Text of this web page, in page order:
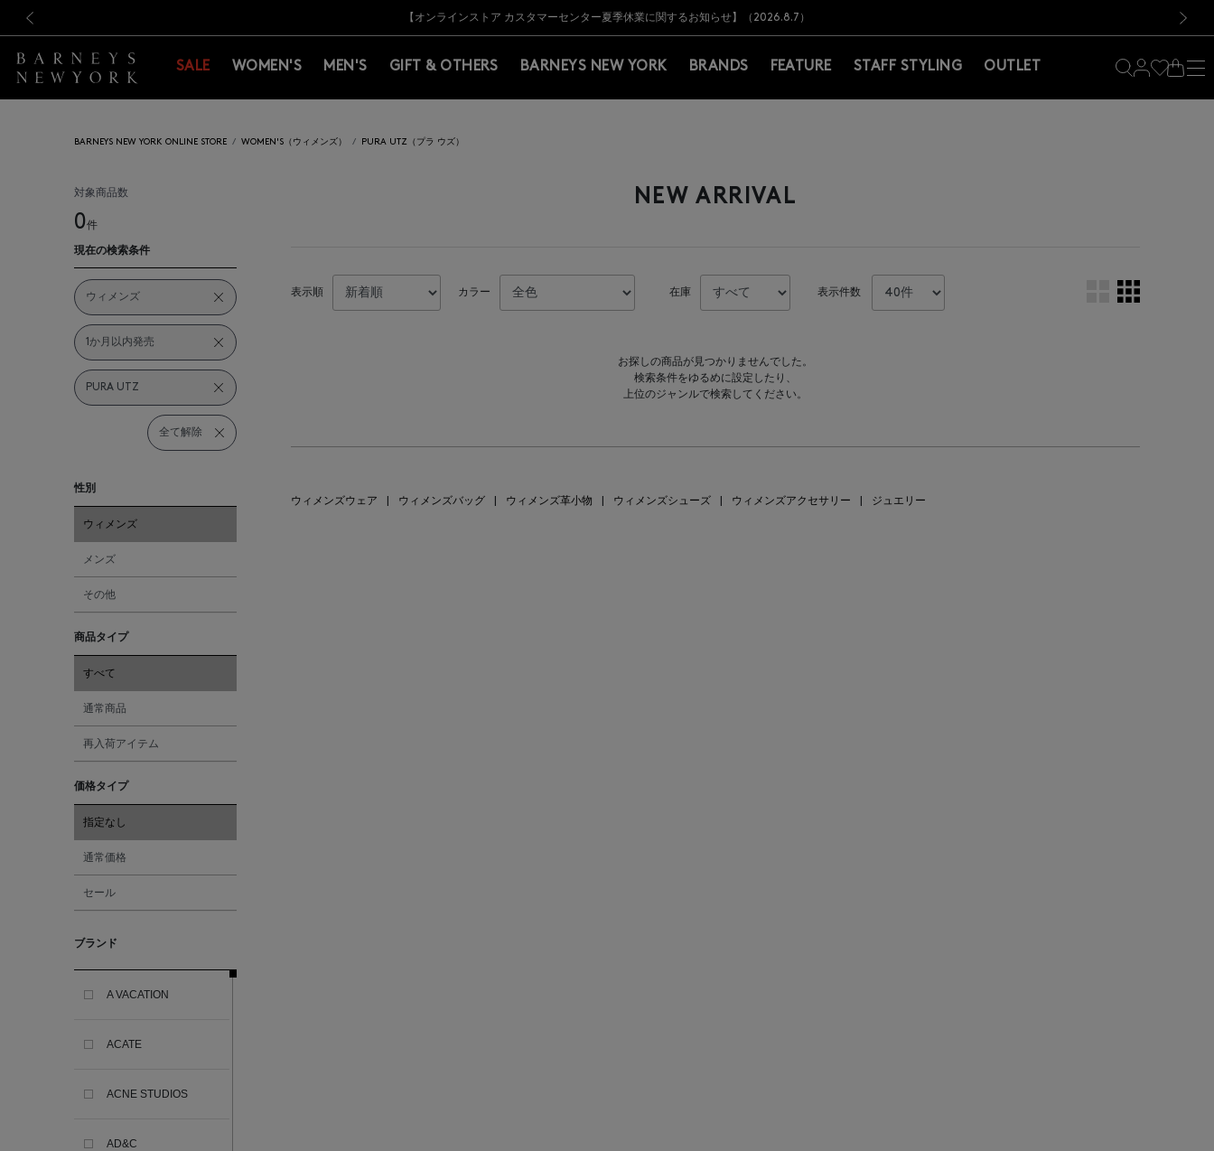
新規登録のお客様も対象！＜MY BARNEYS＞会員のお客様は11,000円（税込）以上のお買上げで常時送料無料！お買い物の際は会員登録を！
【夏季休業に伴う出荷一時停止のお知らせ】(2026.8.7)
【オンラインストア カスタマーセンター夏季休業に関するお知らせ】（2026.8.7）
【夏季休業に伴う返品・交換承り一時停止のお知らせ】（2026.8.5）
熊本県を中心とした地震の影響によるお荷物のお届けについて
【開催中】SUMMER SALEのご案内・ご注意事項
新規登録のお客様も対象！＜MY BARNEYS＞会員のお客様は11,000円（税込）以上のお買上げで常時送料無料！お買い物の際は会員登録を！
【夏季休業に伴う出荷一時停止のお知らせ】(2026.8.7)
SALE WOMEN'S MEN'S GIFT & OTHERS BARNEYS NEW YORK BRANDS FEATURE STAFF STYLING OUTLET
BARNEYS NEW YORK ONLINE STORE WOMEN'S（ウィメンズ） PURA UTZ（プラ ウズ）
対象商品数
0件
現在の検索条件
ウィメンズ
1か月以内発売
PURA UTZ
全て解除
性別
ウィメンズ
メンズ
その他
商品タイプ
すべて
通常商品
再入荷アイテム
価格タイプ
指定なし
通常価格
セール
ブランド
A VACATION
ACATE
ACNE STUDIOS
AD&C
NEW ARRIVAL
表示順 カラー 在庫 表示件数
お探しの商品が見つかりませんでした。
検索条件をゆるめに設定したり、
上位のジャンルで検索してください。
ウィメンズウェア ウィメンズバッグ ウィメンズ革小物 ウィメンズシューズ ウィメンズアクセサリー ジュエリー